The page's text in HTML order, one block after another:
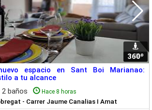
1
360º
espacio en Sant Boi Marianao:
a tu alcance
2 baños Hace 8 horas
- Carrer Jaume Canalias I Amat